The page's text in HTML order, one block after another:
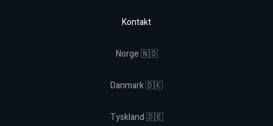
Kontakt
Norge 🇳🇴
Danmark 🇩🇰
Tyskland 🇩🇪